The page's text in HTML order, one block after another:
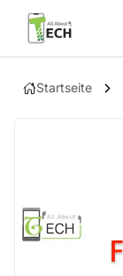
Startseite